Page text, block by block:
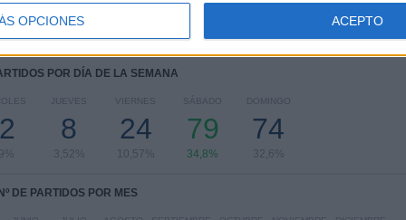
OPCIONES ACEPTO
Ver ranking completo
POR DÍA DE LA SEMANA
JUEVES
8
3,52%
VIERNES
24
10,57%
SÁBADO
79
34,8%
DOMINGO
74
32,6%
Nº DE PARTIDOS POR MES